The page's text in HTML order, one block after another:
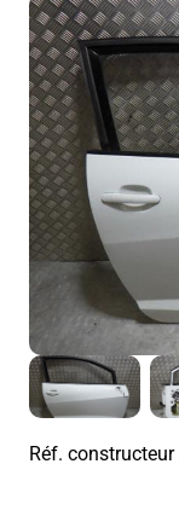
Réf. constructeur